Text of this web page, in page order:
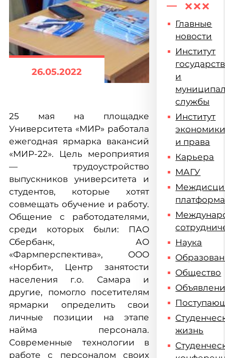
26.05.2022
25 мая на площадке
Университета «МИР» работала
ежегодная ярмарка вакансий
«МИР-22». Цель мероприятия
— трудоустройство
выпускников университета и
студентов, которые хотят
совмещать обучение и работу.
Общение с работодателями,
среди которых были: ПАО
Сбербанк, АО
«Фармперспектива», ООО
«Норбит», Центр занятости
населения г.о. Самара и
другие, помогло посетителям
ярмарки определить свои
личные позиции на этапе
найма персонала.
Современные технологии в
работе с персоналом своих
Главные
новости
Институт
и
службы
Институт
и права
Карьера
МАГУ
платформа
Наука
Общество
жизнь